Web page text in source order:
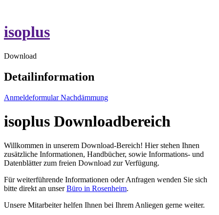
isoplus
Download
Detailinformation
Anmeldeformular Nachdämmung
isoplus Downloadbereich
Willkommen in unserem Download-Bereich! Hier stehen Ihnen
zusätzliche Informationen, Handbücher, sowie Informations- und
Datenblätter zum freien Download zur Verfügung.
Für weiterführende Informationen oder Anfragen wenden Sie sich
bitte direkt an unserBüro in Rosenheim.
Unsere Mitarbeiter helfen Ihnen bei Ihrem Anliegen gerne weiter.